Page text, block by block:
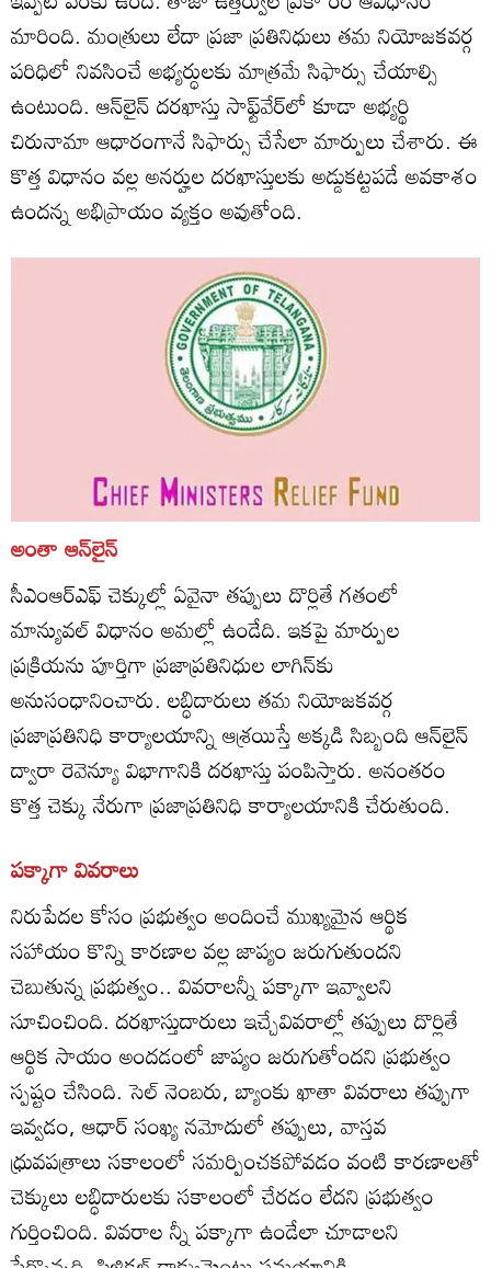
మారింది. మంత్రులు లేదా ప్రజా ప్రతినిధులు తమ నియోజకవర్గ
పరిధిలో నివసించే అభ్యర్ధులకు మాత్రమే సిఫార్సు చేయాల్సి
ఉంటుంది. ఆన్‌లైన్‌ దరఖాస్తు సాఫ్ట్‌వేర్‌లో కూడా అభ్యర్థి
చిరునామా ఆధారంగానే సిఫార్సు చేసేలా మార్పులు చేశారు. ఈ
కొత్త విధానం వల్ల అనర్హుల దరఖాస్తులకు అడ్డుకట్టపడే అవకాశం
ఉందన్న అభిప్రాయం వ్యక్తం అవుతోంది.
అంతా ఆన్‌లైన్‌
సీఎంఆర్‌ఎఫ్‌ చెక్కుల్లో ఏవైనా తప్పులు దొర్లితే గతంలో
మాన్యువల్‌ విధానం అమల్లో ఉండేది. ఇకపై మార్పుల
ప్రక్రియను పూర్తిగా ప్రజాప్రతినిధుల లాగిన్‌కు
అనుసంధానించారు. లబ్ధిదారులు తమ నియోజకవర్గ
ప్రజాప్రతినిధి కార్యాలయాన్ని ఆశ్రయిస్తే అక్కడి సిబ్బంది ఆన్‌లైన్‌
ద్వారా రెవెన్యూ విభాగానికి దరఖాస్తు పంపిస్తారు. అనంతరం
కొత్త చెక్కు నేరుగా ప్రజాప్రతినిధి కార్యాలయానికి చేరుతుంది.
పక్కాగా వివరాలు
నిరుపేదల కోసం ప్రభుత్వం అందించే ముఖ్యమైన ఆర్థిక
సహాయం కొన్ని కారణాల వల్ల జాప్యం జరుగుతుందని
చెబుతున్న ప్రభుత్వం.. వివరాలన్నీ పక్కాగా ఇవ్వాలని
సూచించింది. దరఖాస్తుదారులు ఇచ్చేవివరాల్లో తప్పులు దొర్లితే
ఆర్థిక సాయం అందడంలో జాప్యం జరుగుతోందని ప్రభుత్వం
స్పష్టం చేసింది. సెల్‌ నెంబరు, బ్యాంకు ఖాతా వివరాలు తప్పుగా
ఇవ్వడం, ఆధార్‌ సంఖ్య నమోదులో తప్పులు, వాస్తవ
ధ్రువపత్రాలు సకాలంలో సమర్పించకపోవడం వంటి కారణాలతో
చెక్కులు లబ్ధిదారులకు సకాలంలో చేరడం లేదని ప్రభుత్వం
గుర్తించింది. వివరాల న్నీ పక్కాగా ఉండేలా చూడాలని